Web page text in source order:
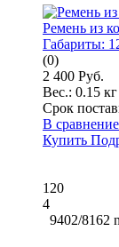
Ремень из
Габариты:
(0)
2 400 Руб.
Вес.: 0.15 кг
Срок
В сравнение
Купить
120
4
9402/8162